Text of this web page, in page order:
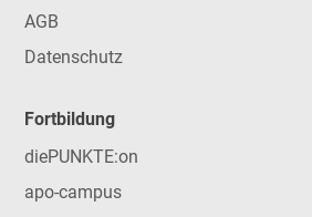
AGB
Datenschutz
Fortbildung
diePUNKTE:on
apo-campus